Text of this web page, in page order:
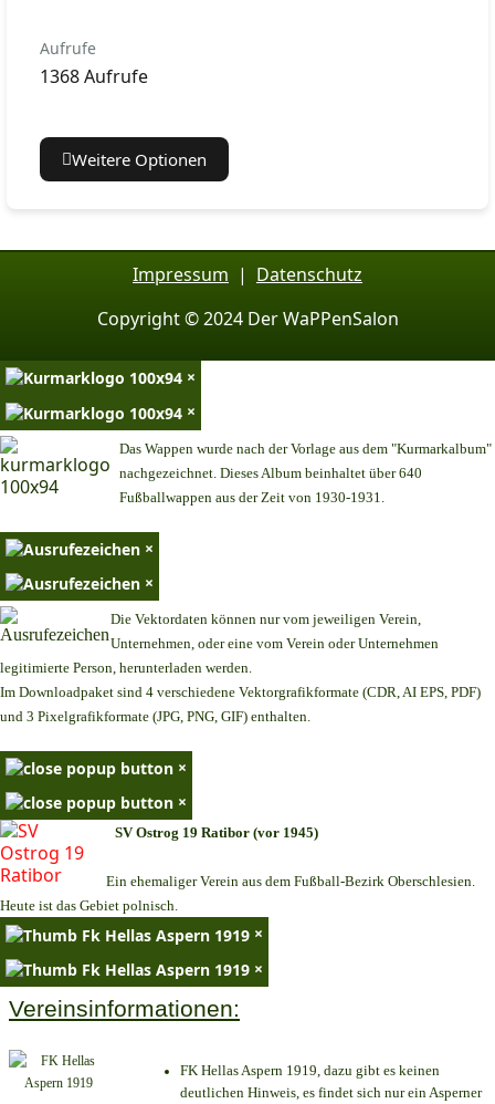
Aufrufe
1368 Aufrufe
Weitere Optionen
Impressum | Datenschutz
Copyright © 2024 Der WaPPenSalon
×
×
Das Wappen wurde nach der Vorlage aus dem "Kurmarkalbum"
nachgezeichnet. Dieses Album beinhaltet über 640
Fußballwappen aus der Zeit von 1930-1931.
×
×
Die Vektordaten können nur vom jeweiligen Verein,
Unternehmen, oder eine vom Verein oder Unternehmen
legitimierte Person, herunterladen werden.
Im Downloadpaket sind 4 verschiedene Vektorgrafikformate (CDR, AI EPS, PDF)
und 3 Pixelgrafikformate (JPG, PNG, GIF) enthalten.
×
×
SV Ostrog 19 Ratibor (vor 1945)
Ein ehemaliger Verein aus dem Fußball-Bezirk Oberschlesien.
Heute ist das Gebiet polnisch.
×
×
Vereinsinformationen:
FK Hellas Aspern 1919, dazu gibt es keinen
deutlichen Hinweis, es findet sich nur ein Asperner